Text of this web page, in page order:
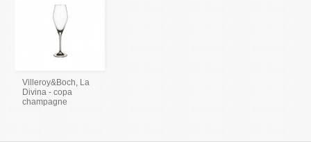
Villeroy&Boch, La
Divina - copa
champagne